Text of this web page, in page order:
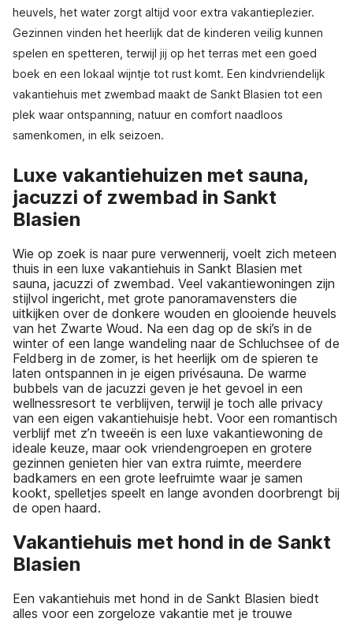
heuvels, het water zorgt altijd voor extra vakantieplezier.
Gezinnen vinden het heerlijk dat de kinderen veilig kunnen
spelen en spetteren, terwijl jij op het terras met een goed
boek en een lokaal wijntje tot rust komt. Een kindvriendelijk
vakantiehuis met zwembad maakt de Sankt Blasien tot een
plek waar ontspanning, natuur en comfort naadloos
samenkomen, in elk seizoen.
Luxe vakantiehuizen met sauna,
jacuzzi of zwembad in Sankt
Blasien
Wie op zoek is naar pure verwennerij, voelt zich meteen
thuis in een luxe vakantiehuis in Sankt Blasien met
sauna, jacuzzi of zwembad. Veel vakantiewoningen zijn
stijlvol ingericht, met grote panoramavensters die
uitkijken over de donkere wouden en glooiende heuvels
van het Zwarte Woud. Na een dag op de ski’s in de
winter of een lange wandeling naar de Schluchsee of de
Feldberg in de zomer, is het heerlijk om de spieren te
laten ontspannen in je eigen privésauna. De warme
bubbels van de jacuzzi geven je het gevoel in een
wellnessresort te verblijven, terwijl je toch alle privacy
van een eigen vakantiehuisje hebt. Voor een romantisch
verblijf met z’n tweeën is een luxe vakantiewoning de
ideale keuze, maar ook vriendengroepen en grotere
gezinnen genieten hier van extra ruimte, meerdere
badkamers en een grote leefruimte waar je samen
kookt, spelletjes speelt en lange avonden doorbrengt bij
de open haard.
Vakantiehuis met hond in de Sankt
Blasien
Een vakantiehuis met hond in de Sankt Blasien biedt
alles voor een zorgeloze vakantie met je trouwe